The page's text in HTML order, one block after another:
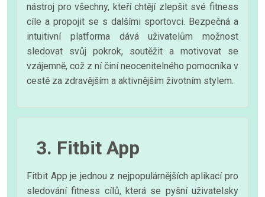
nástroj pro všechny, kteří chtějí zlepšit své fitness
cíle a propojit se s dalšími sportovci. Bezpečná a
intuitivní platforma dává uživatelům možnost
sledovat svůj pokrok, soutěžit a motivovat se
vzájemně, což z ní činí neocenitelného pomocníka v
cestě za zdravějším a aktivnějším životním stylem.
3. Fitbit App
Fitbit App je jednou z nejpopulárnějších aplikací pro
sledování fitness cílů, která se pyšní uživatelsky